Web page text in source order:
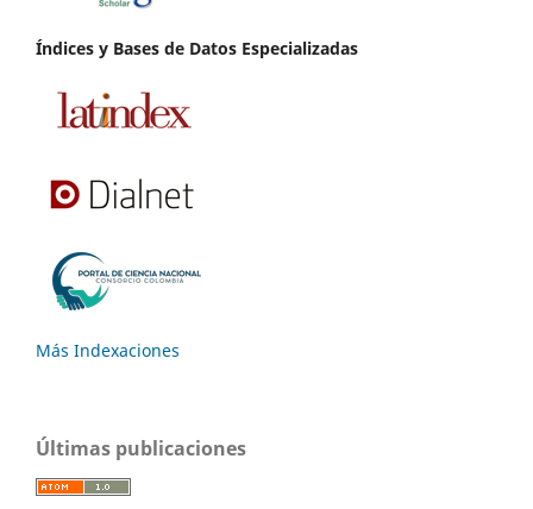
Índices y Bases de Datos Especializadas
Más Indexaciones
Últimas publicaciones